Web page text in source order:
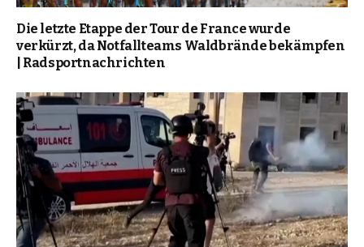
Die letzte Etappe der Tour de France wurde
verkürzt, da Notfallteams Waldbrände bekämpfen
| Radsportnachrichten